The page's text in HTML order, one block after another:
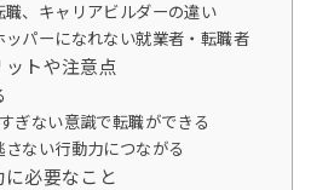
職、キャリアビルダーの違い
ッパーになれない就業者・転職者
トや注意点
ぎない意識で転職ができる
ない行動力につながる
必要なこと